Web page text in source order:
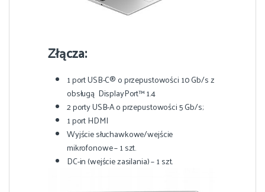
Złącza:
1 port USB-C® o przepustowości 10 Gb/s z
obsługą DisplayPort™ 1.4
2 porty USB-A o przepustowości 5 Gb/s;
1 port HDMI
Wyjście słuchawkowe/wejście
mikrofonowe – 1 szt.
DC-in (wejście zasilania) – 1 szt.